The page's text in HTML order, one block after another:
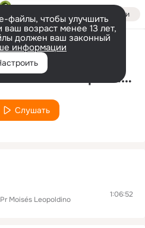
Войти
файлы, чтобы улучшить
возраст менее 13 лет,
должен ваш законный
информации
Pr Moisés Leopoldino
Слушать
Pr Moisés Leopoldino
1:06:52